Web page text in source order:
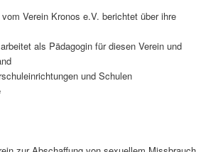
Verein Kronos e.V. berichtet über ihre
als Pädagogin für diesen Verein und
und Schulen